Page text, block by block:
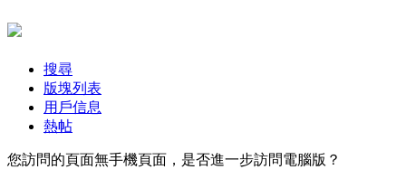
搜尋
版塊列表
用戶信息
熱帖
您訪問的頁面無手機頁面，是否進一步訪問電腦版？